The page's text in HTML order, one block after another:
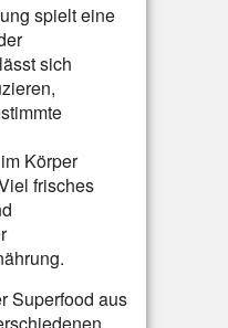
spielt eine
sich
Körper
frisches
Superfood aus